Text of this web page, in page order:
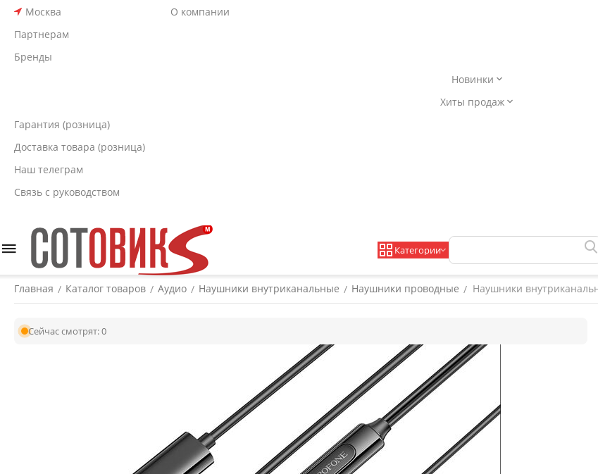
Москва
О компании
Партнерам
Бренды
Новинки
Хиты продаж
Гарантия (розница)
Доставка товара (розница)
Наш телеграм
Связь с руководством
Категории
Главная / Каталог товаров / Аудио / Наушники внутриканальные / Наушники проводные / Наушники
Сейчас смотрят:0